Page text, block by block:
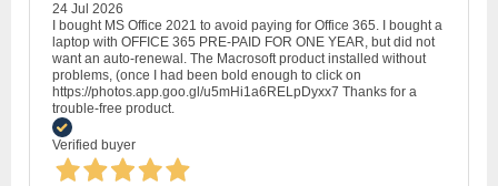
24 Jul 2026
I bought MS Office 2021 to avoid paying for Office 365. I bought a
laptop with OFFICE 365 PRE-PAID FOR ONE YEAR, but did not
want an auto-renewal. The Macrosoft product installed without
problems, (once I had been bold enough to click on
https://photos.app.goo.gl/u5mHi1a6RELpDyxx7 Thanks for a
trouble-free product.
Verified buyer